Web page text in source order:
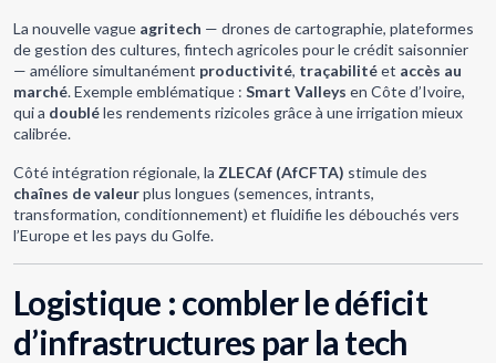
La nouvelle vague agritech — drones de cartographie, plateformes
de gestion des cultures, fintech agricoles pour le crédit saisonnier
— améliore simultanément productivité, traçabilitéet accès au
marché. Exemple emblématique : Smart Valleys en Côte d’Ivoire,
qui a doubléles rendements rizicoles grâce à une irrigation mieux
calibrée.
Côté intégration régionale, la ZLECAf (AfCFTA) stimule des
chaînes de valeurplus longues (semences, intrants,
transformation, conditionnement) et fluidifie les débouchés vers
l’Europe et les pays du Golfe.
Logistique : combler le déficit
d’infrastructures par la tech